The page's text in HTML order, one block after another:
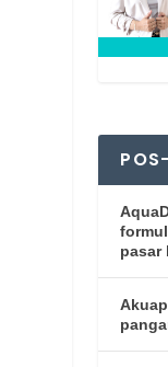
pasar